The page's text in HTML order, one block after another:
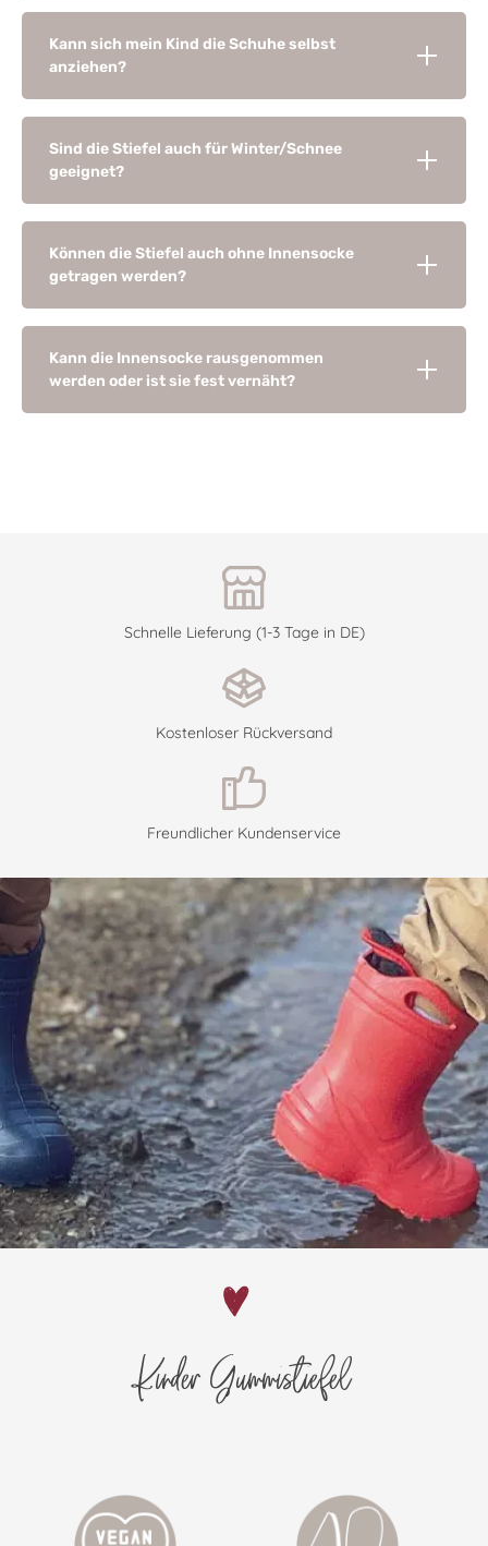
Kann sich mein Kind die Schuhe selbst
anziehen?
Sind die Stiefel auch für Winter/Schnee
geeignet?
Können die Stiefel auch ohne Innensocke
getragen werden?
Kann die Innensocke rausgenommen
werden oder ist sie fest vernäht?
Schnelle Lieferung (1-3 Tage in DE)
Kostenloser Rückversand
Freundlicher Kundenservice
Kinder Gummistiefel